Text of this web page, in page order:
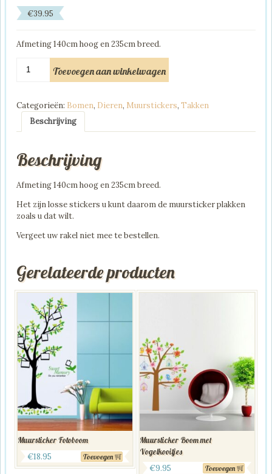
€39.95
Afmeting 140cm hoog en 235cm breed.
Aapjes
aantal
Toevoegen aan winkelwagen
Categorieën: Bomen, Dieren, Muurstickers, Takken
Beschrijving
Beschrijving
Afmeting 140cm hoog en 235cm breed.
Het zijn losse stickers u kunt daarom de muursticker plakken
zoals u dat wilt.
Vergeet uw rakel niet mee te bestellen.
Gerelateerde producten
Muursticker Fotoboom
€18.95 Toevoegen
Muursticker Boom met
Vogelkooitjes
€9.95 Toevoegen